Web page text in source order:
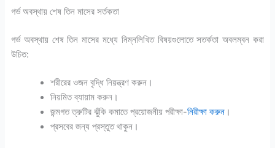
গর্ভ অবস্থায় শেষ তিন মাসের সর্তকতা
গর্ভ অবস্থায় শেষ তিন মাসের মধ্যে নিম্নলিখিত বিষয়গুলোতে সতর্কতা অবলম্বন করা
উচিত:
শরীরের ওজন বৃদ্ধি নিয়ন্ত্রণ করুন।
নিয়মিত ব্যায়াম করুন।
জন্মগত ত্রুটির ঝুঁকি কমাতে প্রয়োজনীয় পরীক্ষা-নিরীক্ষা করুন।
প্রসবের জন্য প্রস্তুত থাকুন।